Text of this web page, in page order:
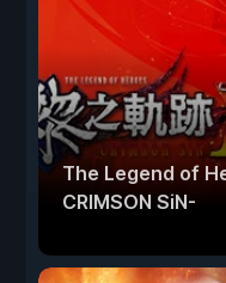
The Legend of
CRIMSON SiN-